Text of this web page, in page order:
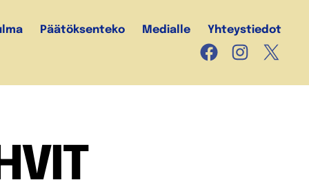
Päätöksenteko Medialle Yhteystiedot
FacebookInstagram
X